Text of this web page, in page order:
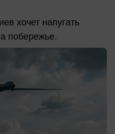
хочет напугать
побережье.